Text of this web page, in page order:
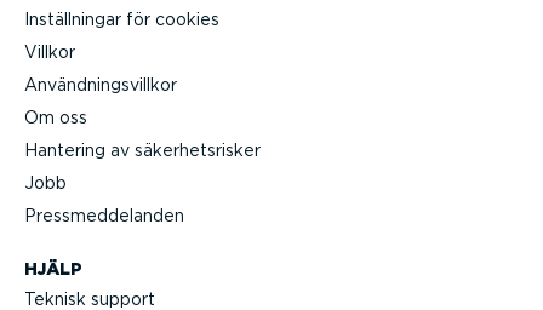
HJÄLP
Teknisk support
Inställ­ningar för cookies
Villkor
Använd­nings­villkor
Om oss
Hantering av säker­hets­risker
Jobb
Press­med­de­landen